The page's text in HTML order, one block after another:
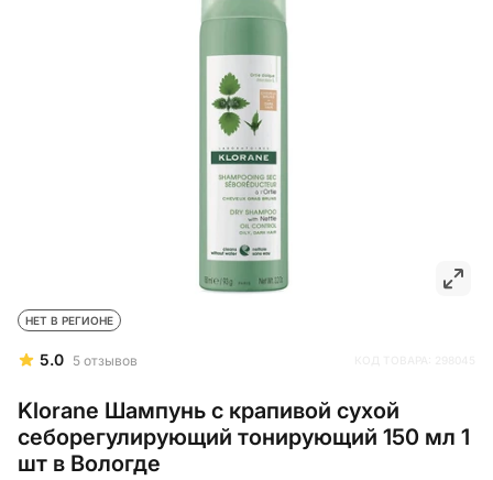
5.0 5 отзывов
Klorane Шампунь с крапивой сухой
себорегулирующий тонирующий 150 мл 1
шт в Вологде
НЕТ В РЕГИОНЕ